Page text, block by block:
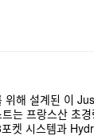
위해 설계된 이
는 프랑스산 초
켓 시스템과